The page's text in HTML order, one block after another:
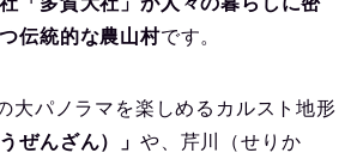
伝統的な農山村です。
大パノラマを楽しめるカルスト地形
ぜんざん）」や、芹川（せりか